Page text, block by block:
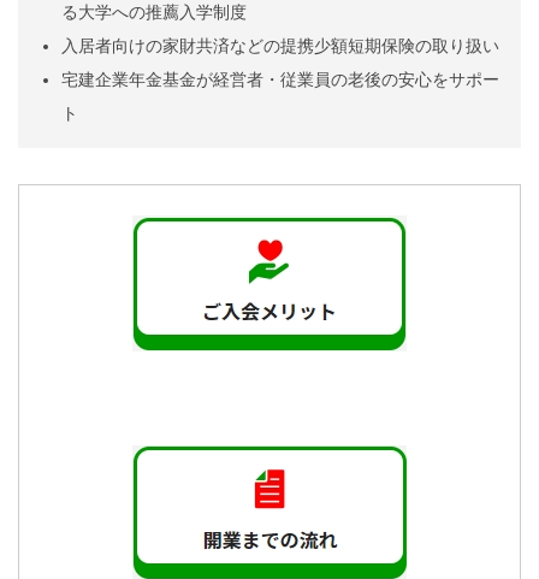
る大学への推薦入学制度
入居者向けの家財共済などの提携少額短期保険の取り扱い
宅建企業年金基金が経営者・従業員の老後の安心をサポー
ト